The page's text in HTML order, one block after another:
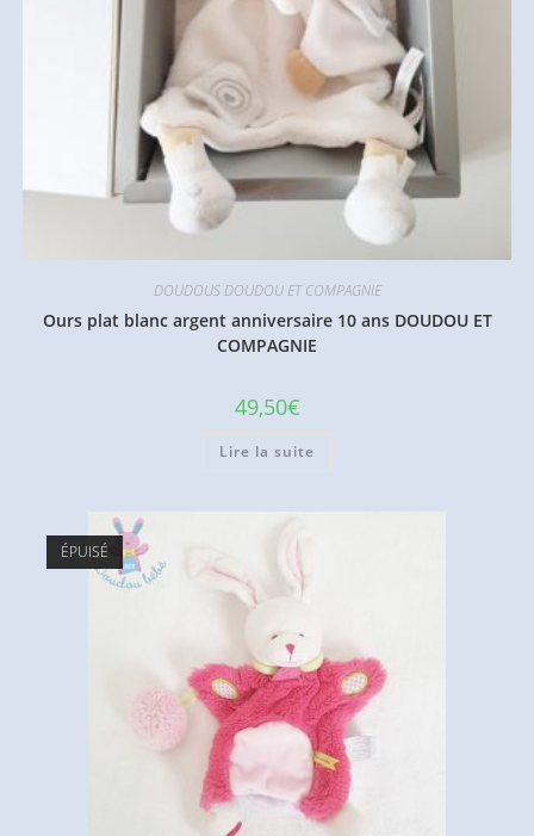
DOUDOUS DOUDOU ET COMPAGNIE
Ours plat blanc argent anniversaire 10 ans DOUDOU ET
COMPAGNIE
49,50€
Lire la suite
ÉPUISÉ